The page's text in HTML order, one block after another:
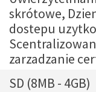
skrótowe,
dostepu
zarzadzanie
SD (8MB - 4GB)